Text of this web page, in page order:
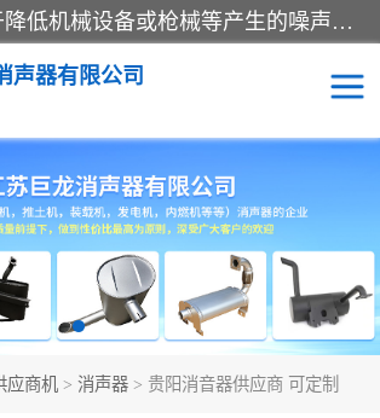
消音器主要用于降低机械设备或枪械等产生的噪声。它通过阻尼或增加排气面积来降低排气速度和功率，从而降低噪声。常见的消音器类型包括阻性消声器、抗性消声器、共振消声器以及阻抗复合式消声器等。这些消音器各有特点，适用于不同频率的噪声消除。
声器有限公司
应商机 > 消声器 > 贵阳消音器供应商 可定制